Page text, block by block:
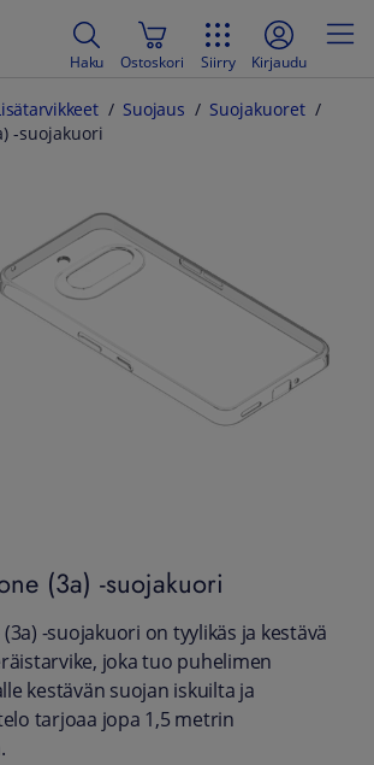
Haku Ostoskori Siirry Kirjaudu
Suojaus
Suojakuoret
-suojakuori
(3a) -suojakuori
-suojakuori on tyylikäs ja kestävä
joka tuo puhelimen
kestävän suojan iskuilta ja
tarjoaa jopa 1,5 metrin